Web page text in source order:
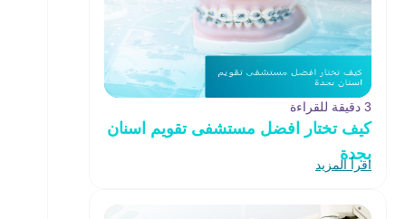
3 دقيقة للقراءة
كيف تختار افضل مستشفى تقويم اسنان
بجدة
اقرأ المزيد